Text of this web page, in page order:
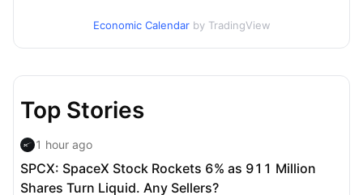
Economic Calendar by TradingView